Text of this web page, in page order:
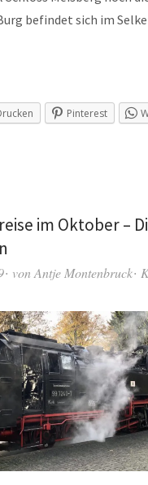
befindet sich im
Pinterest
im Oktober –
vonAntje Montenbruck